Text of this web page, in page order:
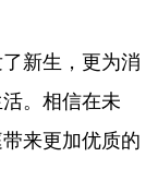
新生，更为消
。相信在未
来更加优质的